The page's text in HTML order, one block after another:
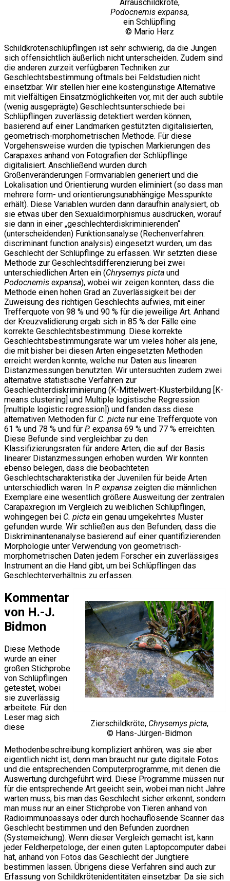
Arrauschildkröte,
Podocnemis expansa,
ein Schlüpfling
© Mario Herz
Schildkrötenschlüpflingen ist sehr schwierig, da die Jungen
sich offensichtlich äußerlich nicht unterscheiden. Zudem sind
die anderen zurzeit verfügbaren Techniken zur
Geschlechtsbestimmung oftmals bei Feldstudien nicht
einsetzbar. Wir stellen hier eine kostengünstige Alternative
mit vielfältigen Einsatzmöglichkeiten vor, mit der auch subtile
(wenig ausgeprägte) Geschlechtsunterschiede bei
Schlüpflingen zuverlässig detektiert werden können,
basierend auf einer Landmarken gestützten digitalisierten,
geometrisch-morphometrischen Methode. Für diese
Vorgehensweise wurden die typischen Markierungen des
Carapaxes anhand von Fotografien der Schlüpflinge
digitalisiert. Anschließend wurden durch
Größenveränderungen Formvariablen generiert und die
Lokalisation und Orientierung wurden eliminiert (so dass man
mehrere form- und orientierungsunabhängige Messpunkte
erhält). Diese Variablen wurden dann daraufhin analysiert, ob
sie etwas über den Sexualdimorphismus ausdrücken, worauf
sie dann in einer „geschlechterdiskriminierenden“
(unterscheidenden) Funktionsanalyse (Rechenverfahren:
discriminant function analysis) eingesetzt wurden, um das
Geschlecht der Schlüpflinge zu erfassen. Wir setzten diese
Methode zur Geschlechtsdifferenzierung bei zwei
unterschiedlichen Arten ein (Chrysemys picta und
Podocnemis expansa), wobei wir zeigen konnten, dass die
Methode einen hohen Grad an Zuverlässigkeit bei der
Zuweisung des richtigen Geschlechts aufwies, mit einer
Trefferquote von 98 % und 90 % für die jeweilige Art. Anhand
der Kreuzvalidierung ergab sich in 85 % der Fälle eine
korrekte Geschlechtsbestimmung. Diese korrekte
Geschlechtsbestimmungsrate war um vieles höher als jene,
die mit bisher bei diesen Arten eingesetzten Methoden
erreicht werden konnte, welche nur Daten aus linearen
Distanzmessungen benutzten. Wir untersuchten zudem zwei
alternative statistische Verfahren zur
Geschlechterdiskriminierung (K-Mittelwert-Klusterbildung [K-
means clustering] und Multiple logistische Regression
[multiple logistic regression]) und fanden dass diese
alternativen Methoden für C. picta nur eine Trefferquote von
61 % und 78 % und für P. expansa 69 % und 77 % erreichten.
Diese Befunde sind vergleichbar zu den
Klassifizierungsraten für andere Arten, die auf der Basis
linearer Distanzmessungen erhoben wurden. Wir konnten
ebenso belegen, dass die beobachteten
Geschlechtscharakteristika der Juvenilen für beide Arten
unterschiedlich waren. In P. expansa zeigten die männlichen
Exemplare eine wesentlich größere Ausweitung der zentralen
Carapaxregion im Vergleich zu weiblichen Schlüpflingen,
wohingegen bei C. picta ein genau umgekehrtes Muster
gefunden wurde. Wir schließen aus den Befunden, dass die
Diskriminantenanalyse basierend auf einer quantifizierenden
Morphologie unter Verwendung von geometrisch-
morphometrischen Daten jedem Forscher ein zuverlässiges
Instrument an die Hand gibt, um bei Schlüpflingen das
Geschlechterverhältnis zu erfassen.
Zierschildkröte, Chrysemys picta,
© Hans-Jürgen-Bidmon
Kommentar
von H.-J.
Bidmon
Diese Methode
wurde an einer
großen Stichprobe
von Schlüpflingen
getestet, wobei
sie zuverlässig
arbeitete. Für den
Leser mag sich
diese
Methodenbeschreibung kompliziert anhören, was sie aber
eigentlich nicht ist, denn man braucht nur gute digitale Fotos
und die entsprechenden Computerprogramme, mit denen die
Auswertung durchgeführt wird. Diese Programme müssen nur
für die entsprechende Art geeicht sein, wobei man nicht Jahre
warten muss, bis man das Geschlecht sicher erkennt, sondern
man muss nur an einer Stichprobe von Tieren anhand von
Radioimmunoassays oder durch hochauflösende Scanner das
Geschlecht bestimmen und den Befunden zuordnen
(Systemeichung). Wenn dieser Vergleich gemacht ist, kann
jeder Feldherpetologe, der einen guten Laptopcomputer dabei
hat, anhand von Fotos das Geschlecht der Jungtiere
bestimmen lassen. Übrigens diese Verfahren sind auch zur
Erfassung von Schildkrötenidentitäten einsetzbar. Da sie sich